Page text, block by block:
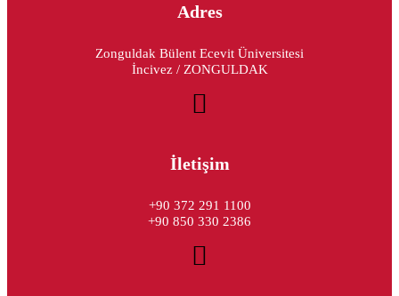
Adres
Zonguldak Bülent Ecevit Üniversitesi
İncivez / ZONGULDAK
İletişim
+90 372 291 1100
+90 850 330 2386